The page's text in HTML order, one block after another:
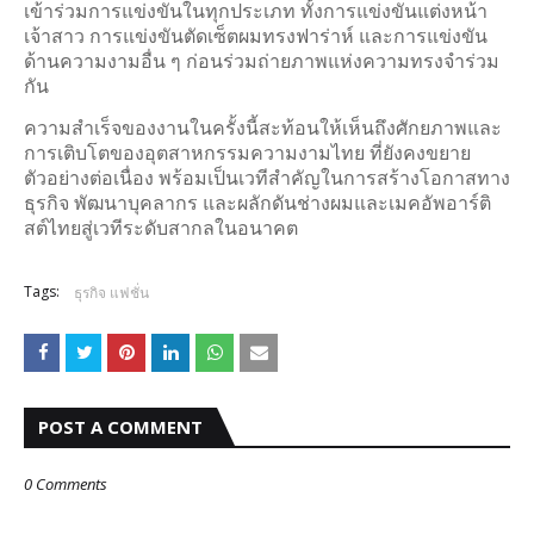
เข้าร่วมการแข่งขันในทุกประเภท ทั้งการแข่งขันแต่งหน้า
เจ้าสาว การแข่งขันตัดเซ็ตผมทรงฟาร่าห์ และการแข่งขัน
ด้านความงามอื่น ๆ ก่อนร่วมถ่ายภาพแห่งความทรงจำร่วม
กัน
ความสำเร็จของงานในครั้งนี้สะท้อนให้เห็นถึงศักยภาพและ
การเติบโตของอุตสาหกรรมความงามไทย ที่ยังคงขยาย
ตัวอย่างต่อเนื่อง พร้อมเป็นเวทีสำคัญในการสร้างโอกาสทาง
ธุรกิจ พัฒนาบุคลากร และผลักดันช่างผมและเมคอัพอาร์ติ
สต์ไทยสู่เวทีระดับสากลในอนาคต
Tags: ธุรกิจ แฟชั่น
POST A COMMENT
0 Comments